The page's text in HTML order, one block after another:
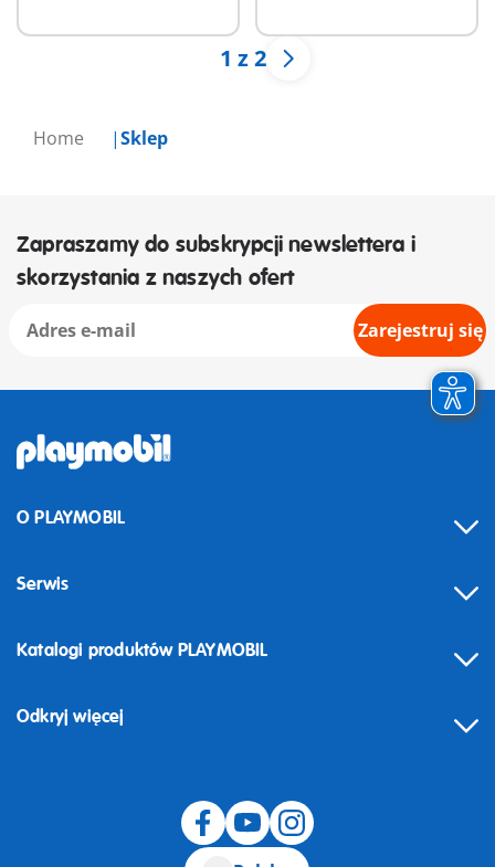
Home Sklep
1 z 2
Zapraszamy do subskrypcji newslettera i
skorzystania z naszych ofert
Zarejestruj się
O PLAYMOBIL
Serwis
Odstąpienie od umowy
Katalogi produktów PLAYMOBIL
Odkryj więcej